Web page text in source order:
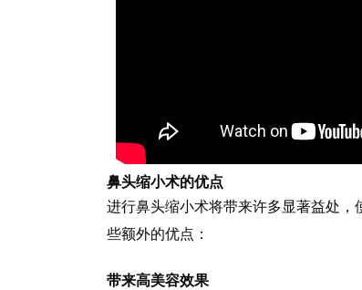
鼻头缩小术的优点
进行鼻头缩小术将带来许多显著益处
些额外的优点：
带来高美容效果